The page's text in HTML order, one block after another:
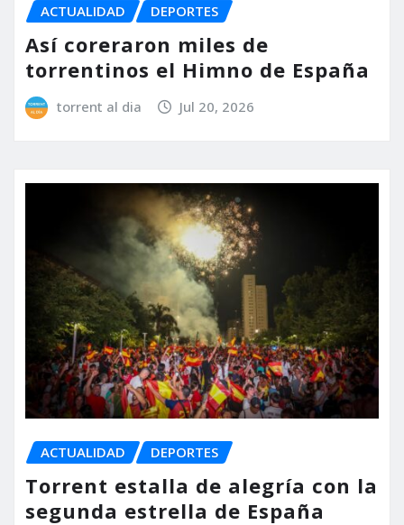
ACTUALIDAD DEPORTES
Así coreraron miles de
torrentinos el Himno de España
torrent al dia Jul 20, 2026
ACTUALIDAD DEPORTES
Torrent estalla de alegría con la
segunda estrella de España